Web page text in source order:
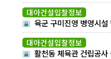
대아건설입찰정보
육군 구미진영 병영시
대아건설입찰정보
활천동 체육관 건립공사